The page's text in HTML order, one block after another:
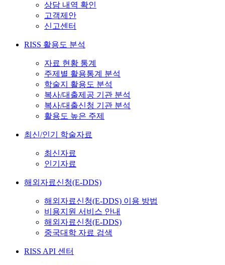
상담 내역 확인
고객제안
신고센터
RISS 활용도 분석
자료 현황 통계
주제별 활용통계 분석
학술지 활용도 분석
복사/대출제공 기관 분석
복사/대출신청 기관 분석
활용도 높은 주제
최신/인기 학술자료
최신자료
인기자료
해외자료신청(E-DDS)
해외자료신청(E-DDS) 이용 방법
비용지원 서비스 안내
해외자료신청(E-DDS)
중국대학 자료 검색
RISS API 센터